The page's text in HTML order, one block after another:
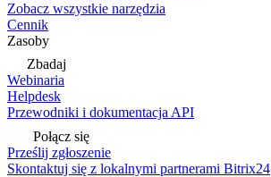
Zobacz wszystkie narzędzia
Cennik
Zasoby
Zbadaj
Webinaria
Helpdesk
Przewodniki i dokumentacja API
Połącz się
Prześlij zgłoszenie
Skontaktuj się z lokalnymi partnerami Bitrix24